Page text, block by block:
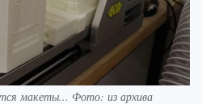
макеты... Фото: из архива